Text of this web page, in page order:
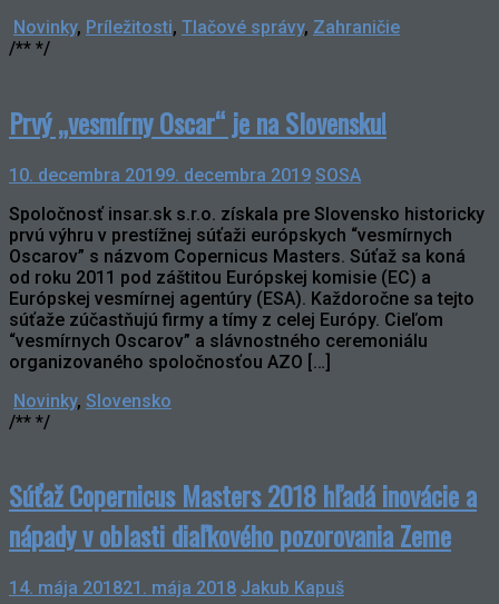
Novinky, Príležitosti, Tlačové správy, Zahraničie
/** */
Prvý „vesmírny Oscar“ je na Slovensku!
10. decembra 20199. decembra 2019 SOSA
Spoločnosť insar.sk s.r.o. získala pre Slovensko historicky
prvú výhru v prestížnej súťaži európskych “vesmírnych
Oscarov” s názvom Copernicus Masters. Súťaž sa koná
od roku 2011 pod záštitou Európskej komisie (EC) a
Európskej vesmírnej agentúry (ESA). Každoročne sa tejto
súťaže zúčastňujú firmy a tímy z celej Európy. Cieľom
“vesmírnych Oscarov” a slávnostného ceremoniálu
organizovaného spoločnosťou AZO […]
Novinky, Slovensko
/** */
Súťaž Copernicus Masters 2018 hľadá inovácie a
nápady v oblasti diaľkového pozorovania Zeme
14. mája 201821. mája 2018 Jakub Kapuš